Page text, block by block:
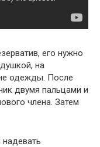
его нужно
на
одежды. После
двумя пальцами и
члена. Затем
надевать